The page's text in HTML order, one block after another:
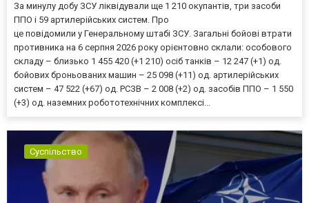
За минулу добу ЗСУ ліквідували ще 1 210 окупантів, три засоби
ППО і 59 артилерійських систем. Про
це повідомили у Генеральному штабі ЗСУ. Загальні бойові втрати
противника на 6 серпня 2026 року орієнтовно склали: особового
складу – близько 1 455 420 (+1 210) осіб танків – 12 247 (+1) од.
бойових броньованих машин – 25 098 (+11) од. артилерійських
систем – 47 522 (+67) од. РСЗВ – 2 008 (+2) од. засобів ППО – 1 550
(+3) од. наземних робототехнічних комплексі...
Суспільство